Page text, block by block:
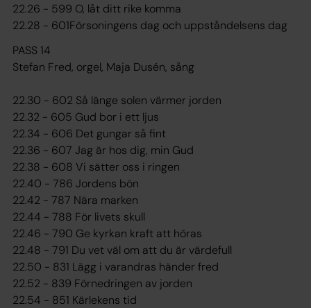
22.26 - 599 O, låt ditt rike komma
22.28 - 601Försoningens dag och uppståndelsens dag
PASS 14
Stefan Fred, orgel, Maja Dusén, sång
22.30 - 602 Så länge solen värmer jorden
22.32 - 605 Gud bor i ett ljus
22.34 - 606 Det gungar så fint
22.36 - 607 Jag är hos dig, min Gud
22.38 - 608 Vi sätter oss i ringen
22.40 - 786 Jordens bön
22.42 - 787 Nära marken
22.44 - 788 För livets skull
22.46 - 790 Ge kyrkan kraft att höras
22.48 - 791 Du vet väl om att du är värdefull
22.50 - 831 Lägg i varandras händer fred
22.52 - 839 Förnedringen av jorden
22.54 - 851 Kärlekens tid